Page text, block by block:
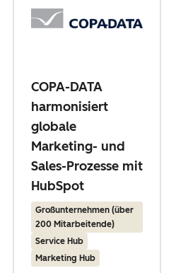
COPA-DATA
harmonisiert
globale
Marketing- und
Sales-Prozesse mit
HubSpot
Großunternehmen (über
200 Mitarbeitende)
Service Hub
Marketing Hub